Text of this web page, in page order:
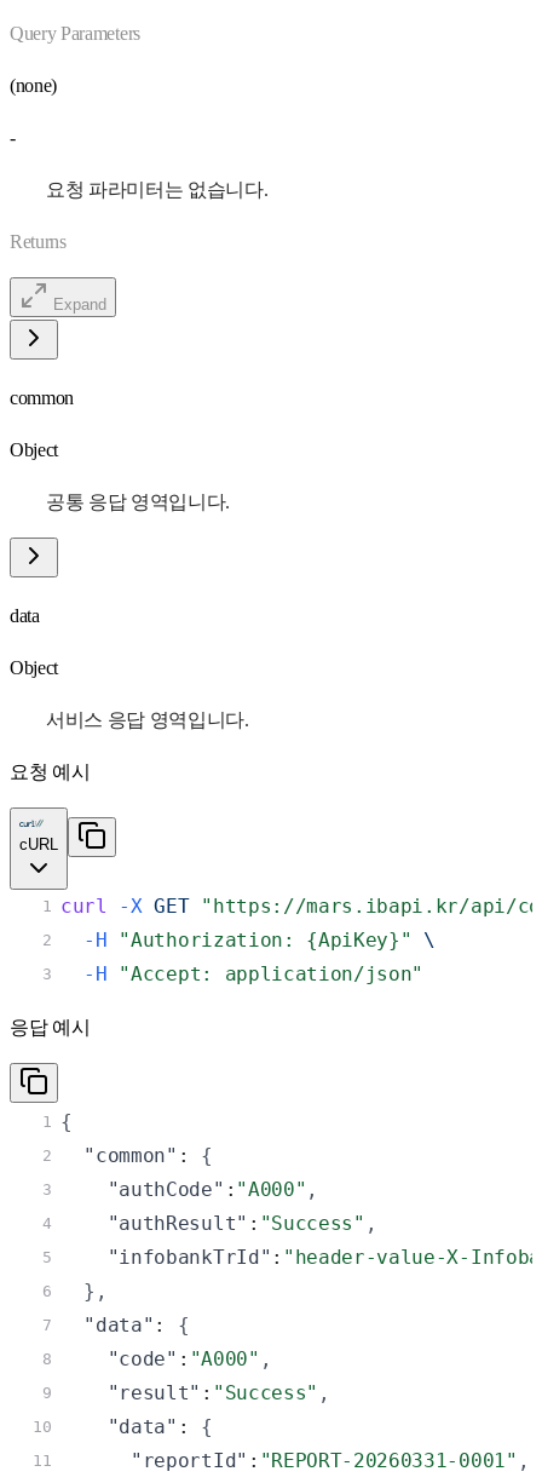
Query Parameters
(none)
-
요청 파라미터는 없습니다.
Returns
Expand
common
Object
공통 응답 영역입니다.
data
Object
서비스 응답 영역입니다.
요청 예시
cURL
1 curl -X GET "https://mars.ibapi.kr/api/
2 -H "Authorization: {ApiKey}" \
3 -H "Accept: application/json"
응답 예시
1 {
2 "common" : {
3 "authCode" : "A000" ,
4 "authResult" : "Success" ,
5 "infobankTrId" : "header-value-X-
6 } ,
7 "data" : {
8 "code" : "A000" ,
9 "result" : "Success" ,
10 "data" : {
11 "reportId" : "REPORT-20260331-0001" ,